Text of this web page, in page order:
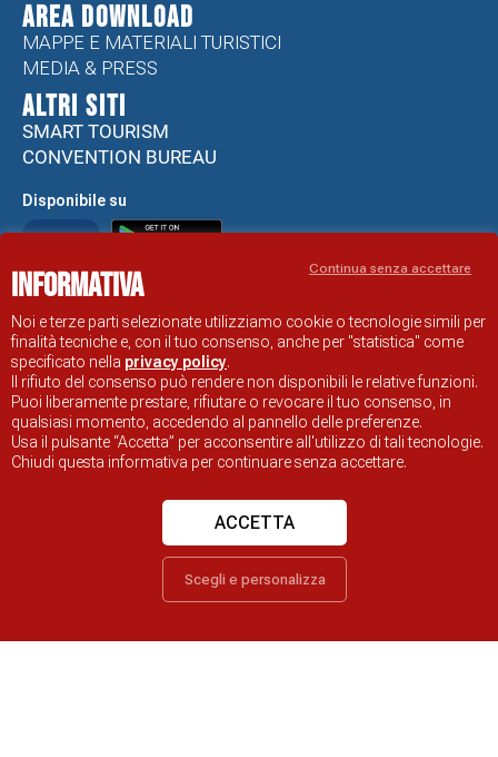
Area Download
MAPPE E MATERIALI TURISTICI
MEDIA & PRESS
ALTRI SITI
SMART TOURISM
CONVENTION BUREAU
Disponibile su
Informativa e Cookie policy
Note Legali
Dichiarazione di accessibilità
Problemi di accessibilità
SITO UFFICIALE DI INFORMAZIONE TURISTICA DI RAVENNA
© COMUNE DI RAVENNA
Informativa
Noi e terze parti selezionate utilizziamo cookie o tecnologie simili per
finalità tecniche e, con il tuo consenso, anche per "statistica" come
specificato nella privacy policy.
Il rifiuto del consenso può rendere non disponibili le relative funzioni.
Puoi liberamente prestare, rifiutare o revocare il tuo consenso, in
qualsiasi momento, accedendo al pannello delle preferenze.
Usa il pulsante “Accetta” per acconsentire all'utilizzo di tali tecnologie.
Chiudi questa informativa per continuare senza accettare.
Scegli e personalizza
ACCETTA
Continua senza accettare